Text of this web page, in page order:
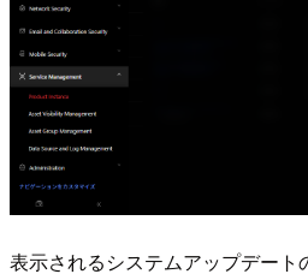
表示されるシステムアップデート